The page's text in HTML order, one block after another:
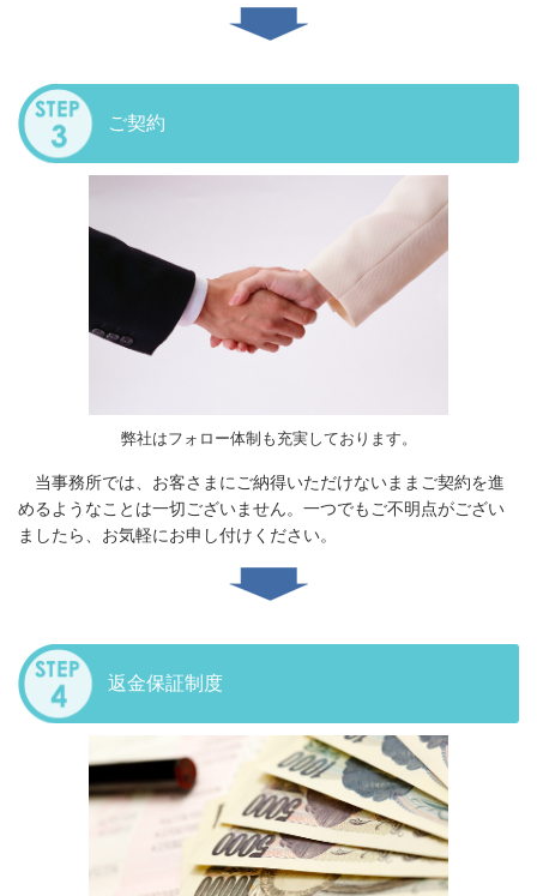
ご契約
弊社はフォロー体制も充実しております。
当事務所では、お客さまにご納得いただけないままご契約を進
めるようなことは一切ございません。一つでもご不明点がござい
ましたら、お気軽にお申し付けください。
返金保証制度